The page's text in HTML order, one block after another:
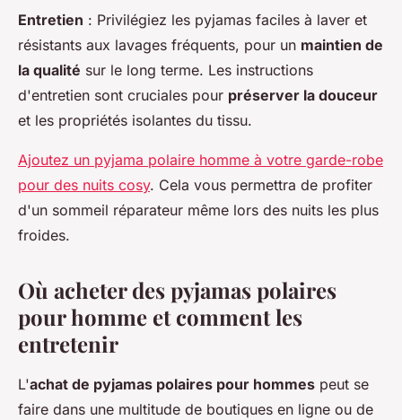
Entretien : Privilégiez les pyjamas faciles à laver et
résistants aux lavages fréquents, pour un maintien de
la qualité sur le long terme. Les instructions
d'entretien sont cruciales pour préserver la douceur
et les propriétés isolantes du tissu.
Ajoutez un pyjama polaire homme à votre garde-robe
pour des nuits cosy. Cela vous permettra de profiter
d'un sommeil réparateur même lors des nuits les plus
froides.
Où acheter des pyjamas polaires
pour homme et comment les
entretenir
L'achat de pyjamas polaires pour hommes peut se
faire dans une multitude de boutiques en ligne ou de